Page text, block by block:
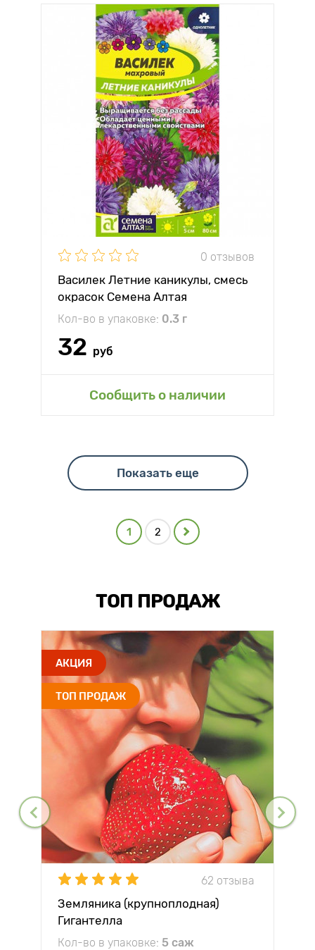
0 отзывов
Василек Летние каникулы, смесь
окрасок Семена Алтая
Кол-во в упаковке: 0.3 г
32 руб
Сообщить о наличии
Показать еще
1 2
ТОП ПРОДАЖ
АКЦИЯ
ТОП ПРОДАЖ
62 отзыва
Земляника (крупноплодная)
Гигантелла
Кол-во в упаковке: 5 саж